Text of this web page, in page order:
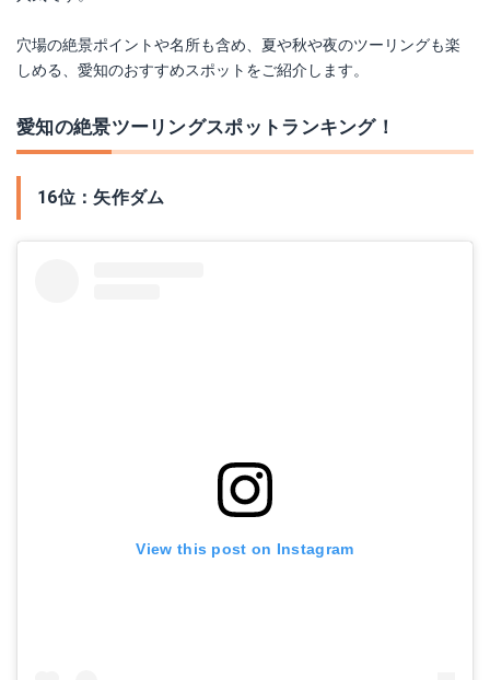
穴場の絶景ポイントや名所も含め、夏や秋や夜のツーリングも楽
しめる、愛知のおすすめスポットをご紹介します。
愛知の絶景ツーリングスポットランキング！
16位：矢作ダム
View this post on Instagram